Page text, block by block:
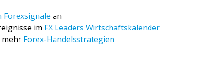
Forexsignale an
im FX Leaders Wirtschaftskalender
mehr Forex-Handelsstrategien